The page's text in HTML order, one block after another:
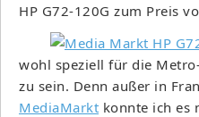
HP G72-120G zum Preis
wohl speziell für die
zu sein. Denn außer in
MediaMarkt konnte ich es